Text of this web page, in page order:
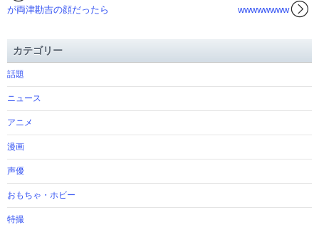
wwwwwwww
が両津勘吉の顔だったら
カテゴリー
話題
ニュース
アニメ
漫画
声優
おもちゃ・ホビー
特撮